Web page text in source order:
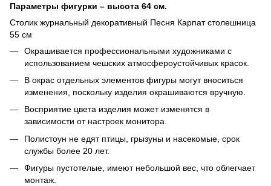
Параметры фигурки – высота 64 см.
Столик журнальный декоративный Песня Карпат столешница
55 см
Окрашивается профессиональными художниками с
использованием чешских атмосфероустойчивых красок.
В окрас отдельных элементов фигуры могут вноситься
изменения, поскольку изделия окрашиваются вручную.
Восприятие цвета изделия может изменятся в
зависимости от настроек монитора.
Полистоун не едят птицы, грызуны и насекомые, срок
службы более 20 лет.
Фигуры пустотелые, имеют небольшой вес, что облегчает
монтаж.